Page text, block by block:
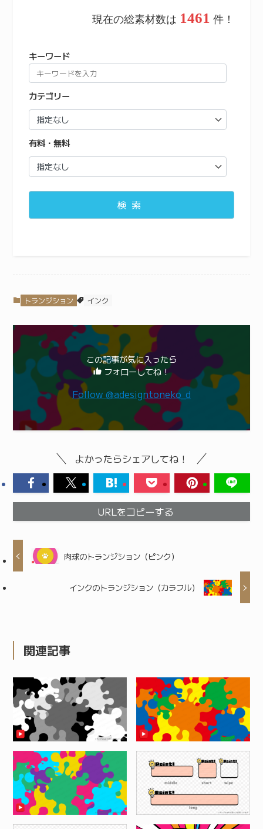
現在の総素材数は 1461 件！
キーワード
カテゴリー
有料・無料
検索
トランジション インク
この記事が気に入ったら
フォローしてね！
Follow @adesigntoneko_d
よかったらシェアしてね！
URLをコピーする
肉球のトランジション（ピンク）
インクのトランジション（カラフル）
関連記事